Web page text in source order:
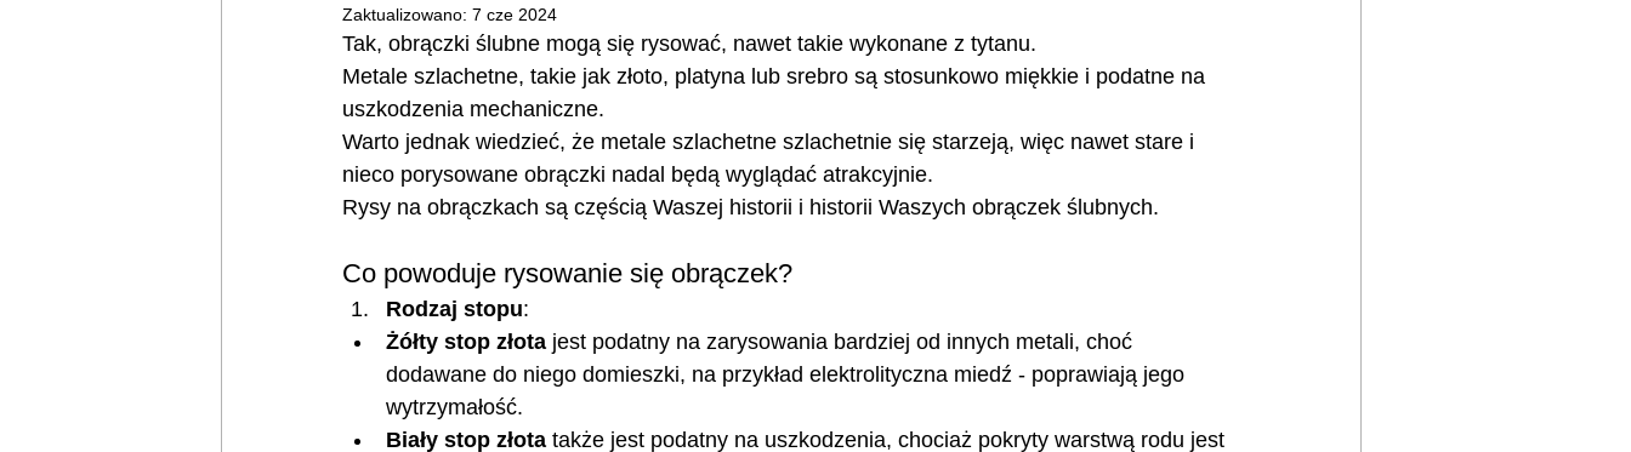
Zaktualizowano: 7 cze 2024
Tak, obrączki ślubne mogą się rysować, nawet takie wykonane z tytanu.
Metale szlachetne, takie jak złoto, platyna lub srebro są stosunkowo miękkie i podatne na
uszkodzenia mechaniczne.
Warto jednak wiedzieć, że metale szlachetne szlachetnie się starzeją, więc nawet stare i
nieco porysowane obrączki nadal będą wyglądać atrakcyjnie.
Rysy na obrączkach są częścią Waszej historii i historii Waszych obrączek ślubnych.
Co powoduje rysowanie się obrączek?
Rodzaj stopu:
Żółty stop złota jest podatny na zarysowania bardziej od innych metali, choć
dodawane do niego domieszki, na przykład elektrolityczna miedź - poprawiają jego
wytrzymałość.
Biały stop złota także jest podatny na uszkodzenia, chociaż pokryty warstwą rodu jest